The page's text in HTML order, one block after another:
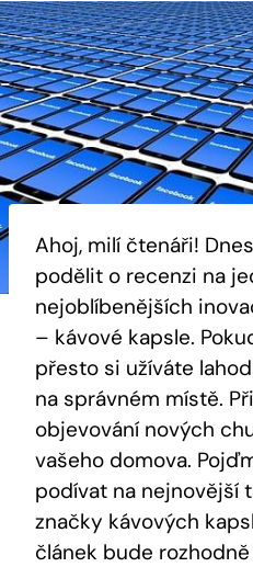
Ahoj, milí čtenáři!
podělit o recenzi na
nejoblíbenějších
– kávové kapsle.
přesto si užíváte
na správném místě.
objevování nových
vašeho domova.
podívat na nejnovější
značky kávových
článek bude